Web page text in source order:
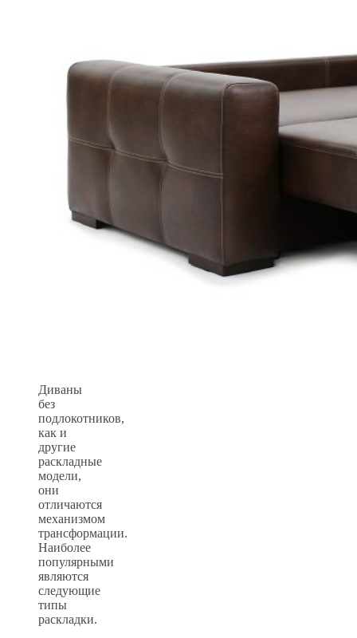
Диваны
без
подлокотников,
как и
другие
раскладные
модели,
они
отличаются
механизмом
трансформации.
Наиболее
популярными
являются
следующие
типы
раскладки.